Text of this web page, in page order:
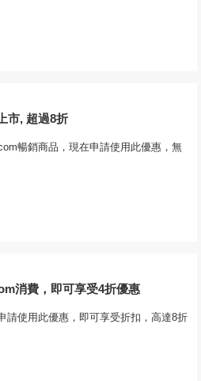
市, 超過8折
暢銷商品，現在申請使用此優惠，無
消費，即可享受4折優惠
請使用此優惠，即可享受折扣，高達8折